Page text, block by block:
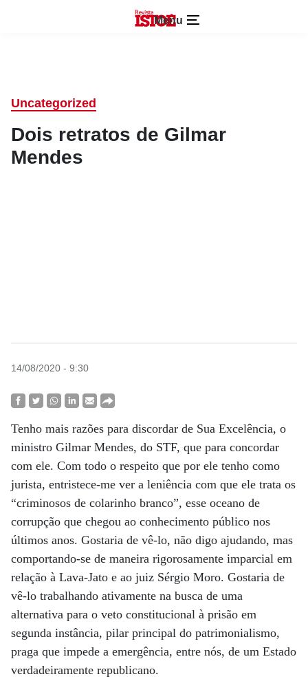
Menu
Uncategorized
Dois retratos de Gilmar
Mendes
14/08/2020 - 9:30
Tenho mais razões para discordar de Sua Excelência, o
ministro Gilmar Mendes, do STF, que para concordar
com ele. Com todo o respeito que por ele tenho como
jurista, entristece-me ver a leniência com que ele trata os
“criminosos de colarinho branco”, esse oceano de
corrupção que chegou ao conhecimento público nos
últimos anos. Gostaria de vê-lo, não digo ajudando, mas
comportando-se de maneira rigorosamente imparcial em
relação à Lava-Jato e ao juiz Sérgio Moro. Gostaria de
vê-lo trabalhando ativamente na busca de uma
alternativa para o veto constitucional à prisão em
segunda instância, pilar principal do patrimonialismo,
praga que impede a emergência, entre nós, de um Estado
verdadeiramente republicano.